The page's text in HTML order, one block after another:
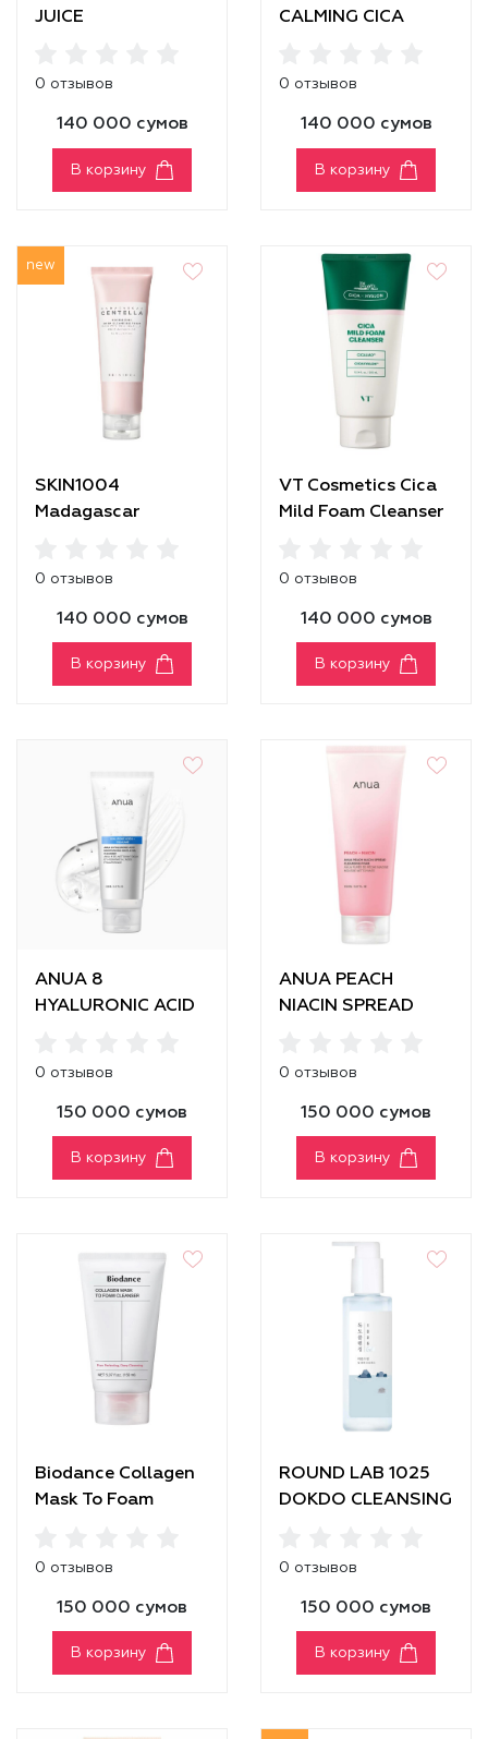
JUICE
0 отзывов
140 000 сумов
В корзину
СALMING CICA
0 отзывов
140 000 сумов
В корзину
new
SKIN1004
Madagascar
0 отзывов
140 000 сумов
В корзину
VT Cosmetics Cica
Mild Foam Cleanser
0 отзывов
140 000 сумов
В корзину
ANUA 8
HYALURONIC ACID
0 отзывов
150 000 сумов
В корзину
ANUA PEACH
NIACIN SPREAD
0 отзывов
150 000 сумов
В корзину
Biodance Collagen
Mask To Foam
0 отзывов
150 000 сумов
В корзину
ROUND LAB 1025
DOKDO CLEANSING
0 отзывов
150 000 сумов
В корзину